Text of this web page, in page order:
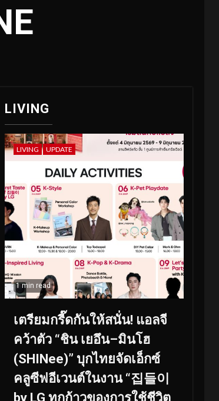
LIVING
LIVING UPDATE
1 min read
เตรียมกรี๊ดกันให้สนั่น! แอลจี
คว้าตัว “ชิน เยอึน–มินโฮ
(SHINee)” บุกไทยจัดเอ็กซ์
คลูซีฟอีเวนต์ในงาน “집들이
by LG ทุกก้าวของการใช้ชีวิต